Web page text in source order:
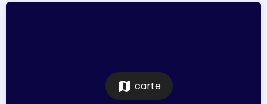
map carte